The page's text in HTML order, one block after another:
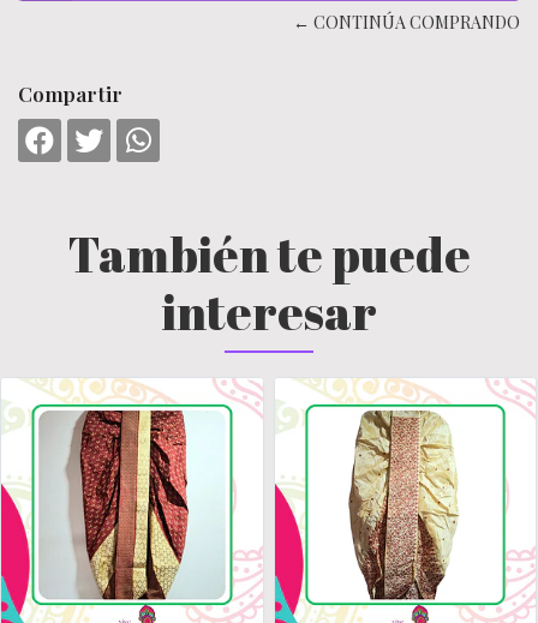
← CONTINÚA COMPRANDO
Compartir
También te puede
interesar